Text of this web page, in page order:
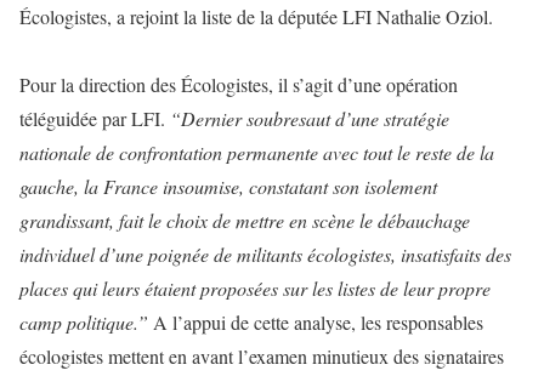
Écologistes, a rejoint la liste de la députée LFI Nathalie Oziol.
Pour la direction des Écologistes, il s’agit d’une opération
téléguidée par LFI. “Dernier soubresaut d’une stratégie
nationale de confrontation permanente avec tout le reste de la
gauche, la France insoumise, constatant son isolement
grandissant, fait le choix de mettre en scène le débauchage
individuel d’une poignée de militants écologistes, insatisfaits des
places qui leurs étaient proposées sur les listes de leur propre
camp politique.” A l’appui de cette analyse, les responsables
écologistes mettent en avant l’examen minutieux des signataires